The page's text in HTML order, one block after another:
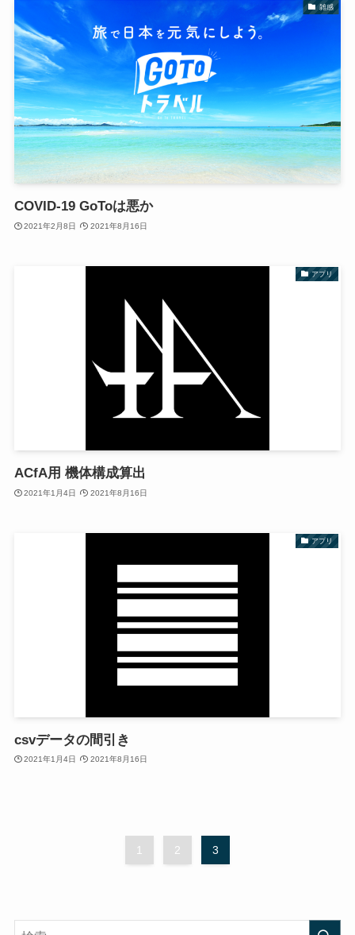
雑感
COVID-19 GoToは悪か
2021年2月8日 2021年8月16日
アプリ
ACfA用 機体構成算出
2021年1月4日 2021年8月16日
アプリ
csvデータの間引き
2021年1月4日 2021年8月16日
1 2 3